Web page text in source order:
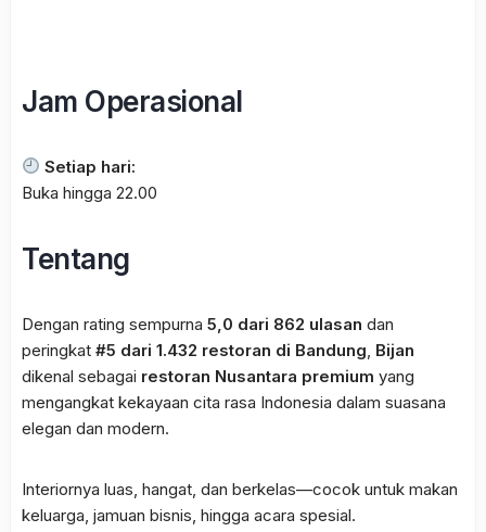
Jam Operasional
Setiap hari:
Buka hingga 22.00
Tentang
Dengan rating sempurna 5,0 dari 862 ulasan dan
peringkat #5 dari 1.432 restoran di Bandung Bijan
dikenal sebagai restoran Nusantara premium yang
mengangkat kekayaan cita rasa Indonesia dalam suasana
elegan dan modern.
Interiornya luas, hangat, dan berkelas—cocok untuk makan
keluarga, jamuan bisnis, hingga acara spesial.